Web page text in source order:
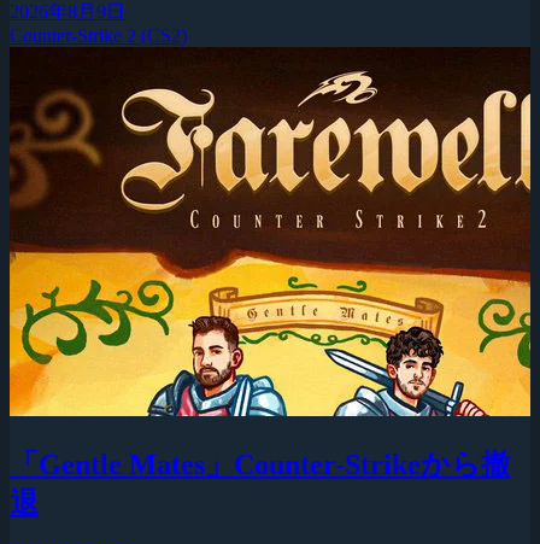
2026年8月9日
Counter-Strike 2 (CS2)
「Gentle Mates」Counter-Strikeから撤
退